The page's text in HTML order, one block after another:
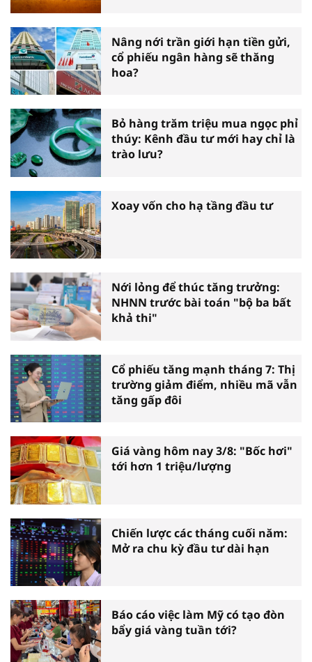
Nâng nới trần giới hạn tiền gửi,
cổ phiếu ngân hàng sẽ thăng
hoa?
Bỏ hàng trăm triệu mua ngọc phỉ
thúy: Kênh đầu tư mới hay chỉ là
trào lưu?
Xoay vốn cho hạ tầng đầu tư
Nới lỏng để thúc tăng trưởng:
NHNN trước bài toán "bộ ba bất
khả thi"
Cổ phiếu tăng mạnh tháng 7: Thị
trường giảm điểm, nhiều mã vẫn
tăng gấp đôi
Giá vàng hôm nay 3/8: "Bốc hơi"
tới hơn 1 triệu/lượng
Chiến lược các tháng cuối năm:
Mở ra chu kỳ đầu tư dài hạn
Báo cáo việc làm Mỹ có tạo đòn
bẩy giá vàng tuần tới?